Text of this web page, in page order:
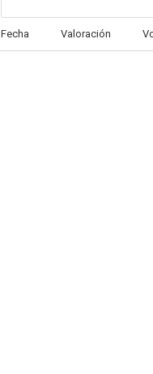
Fecha Valoración